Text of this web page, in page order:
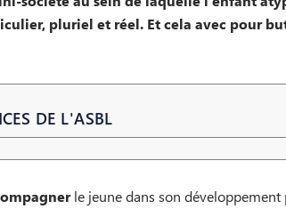
pluriel et réel. Et cela avec pour
DE L'ASBL
le jeune dans son développement